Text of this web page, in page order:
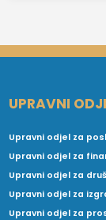
UPRAVNI
Upravni odjel za
Upravni odjel za
Upravni odjel za
Upravni odjel za
Upravni odjel za